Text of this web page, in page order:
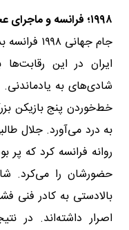
۱۹۹۸؛ فرانسه و ماجرای عجیب خط خوردن ۵ ستاره
جام
ایران در این رقابت‌ها
شادی‌های به
خط‌خوردن پنج بازیکن
به درد می‌آورد. جلال
روانه فرانسه کرد که
حضورشان را می‌کرد.
بالادستی به کادر فنی
اصرار داشته‌اند. در